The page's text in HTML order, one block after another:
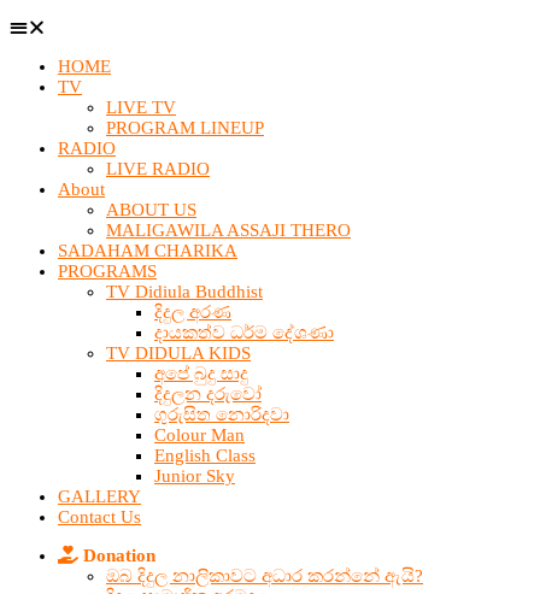
HOME
TV
LIVE TV
PROGRAM LINEUP
RADIO
LIVE RADIO
About
ABOUT US
MALIGAWILA ASSAJI THERO
SADAHAM CHARIKA
PROGRAMS
TV Didiula Buddhist
දිදුල අරණ
දායකත්ව ධර්ම දේශණා
TV DIDULA KIDS
අපේ බුදු සාදු
දිදුලන දරුවෝ
ගුරුසිත නොරිදවා
Colour Man
English Class
Junior Sky
GALLERY
Contact Us
Donation
ඔබ දිදුල නාලිකාවට අධාර කරන්නේ ඇයි?